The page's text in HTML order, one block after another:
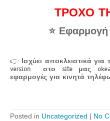
ΤΡΟΧΟ
⭐ Εφαρμογή
👉 Ισχύει αποκλειστικά
version στο site μας
εφαρμογές για κινητά
Posted in Uncategorized | No